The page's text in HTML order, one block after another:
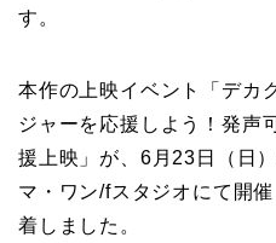
す。
本作の上映イベント「デカ
ジャーを応援しよう！発声
援上映」が、6月23日（日
マ・ワン/fスタジオにて開
着しました。